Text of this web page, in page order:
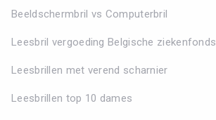
Beeldschermbril vs Computerbril
Leesbril vergoeding Belgische ziekenfonds
Leesbrillen met verend scharnier
Leesbrillen top 10 dames